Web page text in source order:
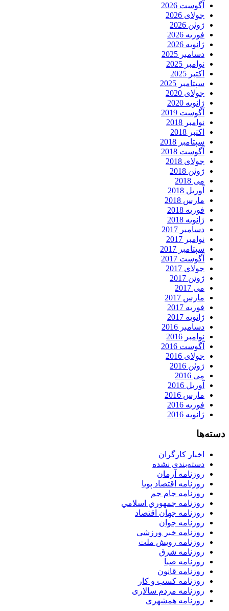
آگوست 2026
جولای 2026
ژوئن 2026
فوریه 2026
ژانویه 2026
دسامبر 2025
نوامبر 2025
اکتبر 2025
سپتامبر 2025
جولای 2020
ژانویه 2020
آگوست 2019
نوامبر 2018
اکتبر 2018
سپتامبر 2018
آگوست 2018
جولای 2018
ژوئن 2018
می 2018
آوریل 2018
مارس 2018
فوریه 2018
ژانویه 2018
دسامبر 2017
نوامبر 2017
سپتامبر 2017
آگوست 2017
جولای 2017
ژوئن 2017
می 2017
مارس 2017
فوریه 2017
ژانویه 2017
دسامبر 2016
نوامبر 2016
آگوست 2016
جولای 2016
ژوئن 2016
می 2016
آوریل 2016
مارس 2016
فوریه 2016
ژانویه 2016
دسته‌ها
اخبار کارگران
دسته‌بندی نشده
روزنامه آرمان
روزنامه اقتصاد پویا
روزنامه جام جم
روزنامه جمهوري اسلامي
روزنامه جهان اقتصاد
روزنامه جوان
روزنامه خبر ورزشى
روزنامه رویش ملت
روزنامه شرق
روزنامه صبا
روزنامه قانون
روزنامه كسب و كار
روزنامه مردم سالاری
روزنامه همشهری